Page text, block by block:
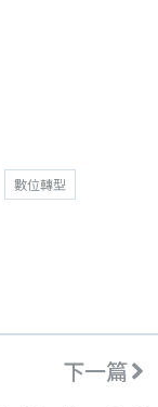
數位轉型
下一篇